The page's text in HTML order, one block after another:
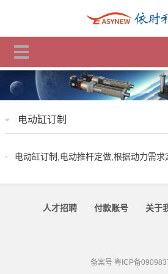
电动缸订制
电动缸订制,电动推杆定做,根据动力需求
人才招聘 付款账号 关于
备案号粤ICP备